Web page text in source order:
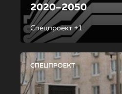
2020–2050
Спецпроект +1
СПЕЦПРОЕКТ